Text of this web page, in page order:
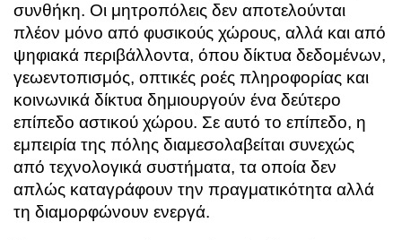
συνθήκη. Οι μητροπόλεις δεν αποτελούνται
πλέον μόνο από φυσικούς χώρους, αλλά και από
ψηφιακά περιβάλλοντα, όπου δίκτυα δεδομένων,
γεωεντοπισμός, οπτικές ροές πληροφορίας και
κοινωνικά δίκτυα δημιουργούν ένα δεύτερο
επίπεδο αστικού χώρου. Σε αυτό το επίπεδο, η
εμπειρία της πόλης διαμεσολαβείται συνεχώς
από τεχνολογικά συστήματα, τα οποία δεν
απλώς καταγράφουν την πραγματικότητα αλλά
τη διαμορφώνουν ενεργά.